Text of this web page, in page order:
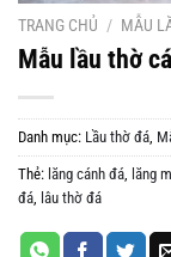
TRANG CHỦ / MẪU
Mẫu lầu thờ
Danh mục: Lầu thờ đá,
Thẻ: lăng cánh đá, lăng
đá, lâu thờ đá